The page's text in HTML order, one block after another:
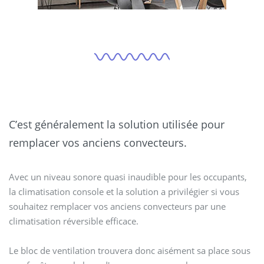
C’est généralement la solution utilisée pour
remplacer vos anciens convecteurs.
Avec un niveau sonore quasi inaudible pour les occupants,
la climatisation console et la solution a privilégier si vous
souhaitez remplacer vos anciens convecteurs par une
climatisation réversible efficace.
Le bloc de ventilation trouvera donc aisément sa place sous